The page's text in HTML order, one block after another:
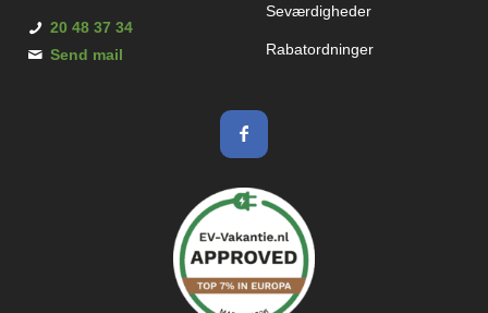
20 48 37 34
Send mail
Seværdigheder
Rabatordninger